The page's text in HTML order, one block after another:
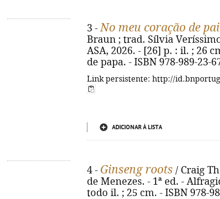
3 -No meu coração de pai
Braun ; trad. Sílvia
ASA, 2026. - [26] p. : il. ; 26
de papa. - ISBN 978-989-23-
Link persistente: http://
ADICIONAR À LISTA
4 - Ginseng roots / Craig
de Menezes. - 1ª ed. -
todo il. ; 25 cm. - ISBN 978-